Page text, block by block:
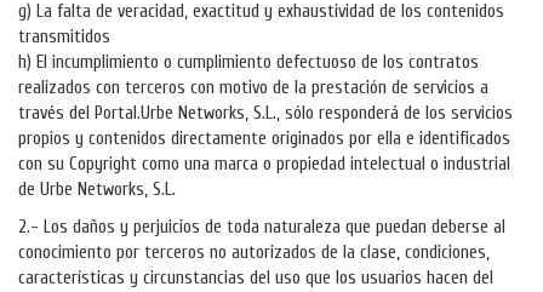
g) La falta de veracidad, exactitud y exhaustividad de los contenidos
transmitidos
h) El incumplimiento o cumplimiento defectuoso de los contratos
realizados con terceros con motivo de la prestación de servicios a
través del Portal.Urbe Networks, S.L., sólo responderá de los servicios
propios y contenidos directamente originados por ella e identificados
con su Copyright como una marca o propiedad intelectual o industrial
de Urbe Networks, S.L.
2.- Los daños y perjuicios de toda naturaleza que puedan deberse al
conocimiento por terceros no autorizados de la clase, condiciones,
características y circunstancias del uso que los usuarios hacen del